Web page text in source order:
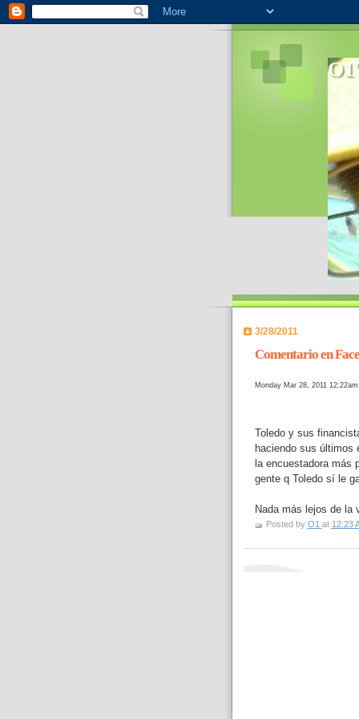
In
3/28/2011
Comentario en
Monday Mar 28, 2011 12:22am
Toledo y sus
haciendo sus últimos
la encuestadora más
gente q Toledo sí le
Nada más lejos de la
Posted by O1 at 12:23